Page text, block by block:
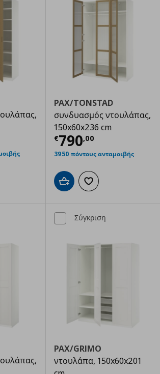
τιμή € 873,00
στα αγαπημένα
PAX/TONSTAD
συνδυασμός ντουλάπας,
150x60x236 cm
€790,00
Τρέχουσα
3950 πόντους ανταμοιβής
Προσθήκη στο καλάθι
Προσθήκη στα
Σύγκριση
PAX/GRIMO
ντουλάπα, 150x60x201